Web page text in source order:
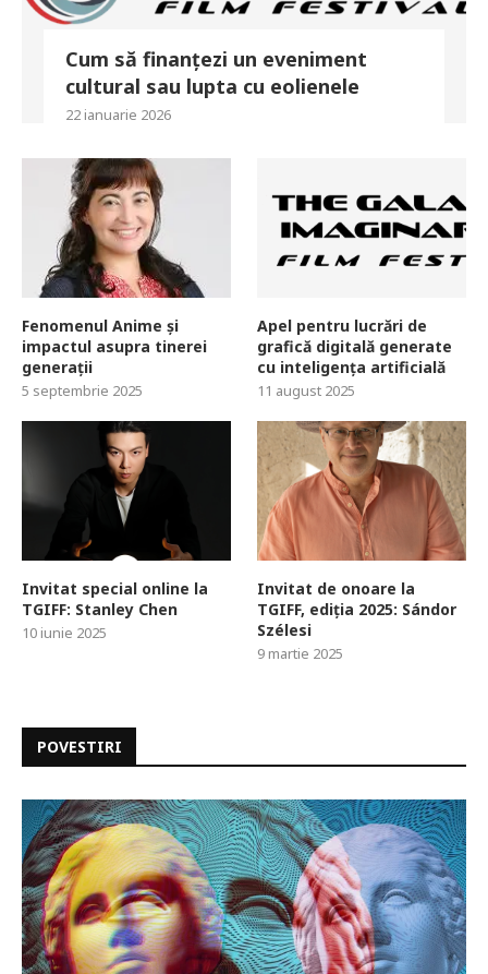
Cum să finanțezi un eveniment
cultural sau lupta cu eolienele
22 ianuarie 2026
Fenomenul Anime și
impactul asupra tinerei
generații
5 septembrie 2025
Apel pentru lucrări de
grafică digitală generate
cu inteligența artificială
11 august 2025
Invitat special online la
TGIFF: Stanley Chen
10 iunie 2025
Invitat de onoare la
TGIFF, ediția 2025: Sándor
Szélesi
9 martie 2025
POVESTIRI